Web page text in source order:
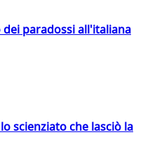
paradossi all'italiana
scienziato che lasciò la